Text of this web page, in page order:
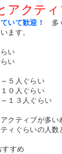
アクテ
いて歓迎！
多
ます。
らい
い
人ぐらい
０人ぐらい
１３人ぐらい
クティブが多い
ィぐらいの人数
すめ